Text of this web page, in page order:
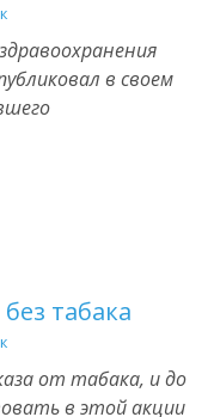
в своем
табака
от табака, и до
в этой акции